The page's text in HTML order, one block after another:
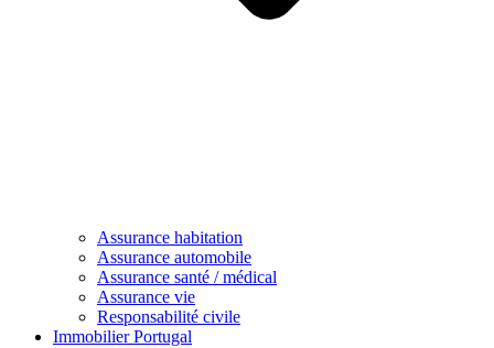
Assurance habitation
Assurance automobile
Assurance santé / médical
Assurance vie
Responsabilité civile
Immobilier Portugal